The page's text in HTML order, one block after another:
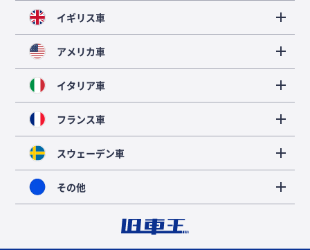
イギリス車
アメリカ車
イタリア車
フランス車
スウェーデン車
その他